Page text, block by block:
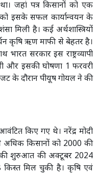
जहां पत्र किसानों को एक
को इसके सफल कार्यान्वयन के
मिली है। कई अर्थशास्त्रियों
कृषि ऋण माफी से बेहतर है।
सरकार इस राष्ट्रव्यापी
और इसकी घोषणा 1 फरवरी
के दौरान पीयूष गोयल ने की
किए गए थे। नरेंद्र मोदी
किसानों को 2000 की
की शुरुआत की अक्टूबर 2024
मिल चुकी है। कृषि एवं